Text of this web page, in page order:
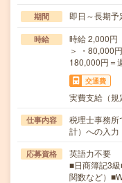
期間 即日～長期予
時給
時給 2,000円
＞ ・80,000
180,000円＝
交通費
実費支給（規
仕事内容
税理士事務
計）への入
応募資格
英語力不要
■日商簿記3
関数など）